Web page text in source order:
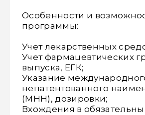
Особенности и
программы:
Учет лекарственных
Учет фармацевтических
выпуска, ЕГК;
Указание
непатентованного
(МНН), дозировки;
Вхождения в